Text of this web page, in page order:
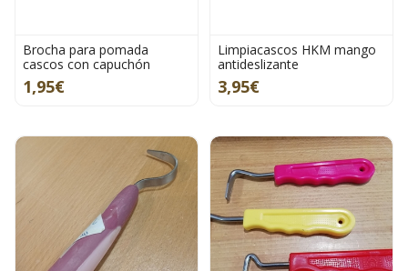
Brocha para pomada
cascos con capuchón
1,95€
Limpiacascos HKM mango
antideslizante
3,95€